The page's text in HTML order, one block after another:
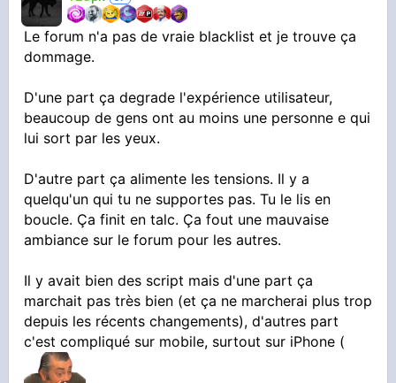
Le forum n'a pas de vraie blacklist et je trouve ça
dommage.
D'une part ça degrade l'expérience utilisateur,
beaucoup de gens ont au moins une personne e qui
lui sort par les yeux.
D'autre part ça alimente les tensions. Il y a
quelqu'un qui tu ne supportes pas. Tu le lis en
boucle. Ça finit en talc. Ça fout une mauvaise
ambiance sur le forum pour les autres.
Il y avait bien des script mais d'une part ça
marchait pas très bien (et ça ne marcherai plus trop
depuis les récents changements), d'autres part
c'est compliqué sur mobile, surtout sur iPhone (